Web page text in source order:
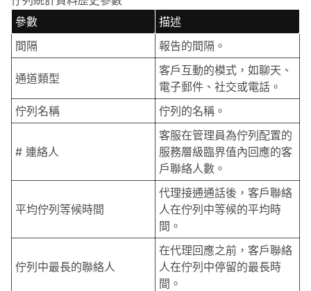
參數
描述
間隔
報告的間隔。
通道類型
客戶互動的模式，如聊天、
電子郵件、社交或電話。
佇列名稱
佇列的名稱。
# 連絡人
客服在管理員為佇列配置的
服務層級臨界值內回應的客
戶聯絡人數。
平均佇列等候時間
代理接通通話後，客戶聯絡
人在佇列中等候的平均時
間。
佇列中最長的聯絡人
在代理回應之前，客戶聯絡
人在佇列中停留的最長時
間。